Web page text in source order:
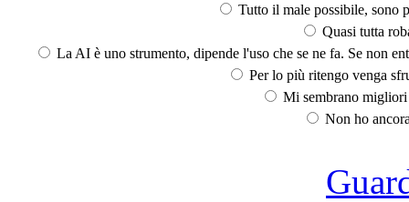
Tutto il male possibile, sono
Quasi tutta
La AI è uno strumento, dipende l'uso che se ne fa. Se non
Per lo più ritengo venga
Mi sembrano
Non ho